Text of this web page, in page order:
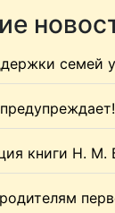
семей
книги Н. М.